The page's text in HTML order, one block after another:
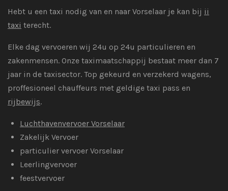
Hebt u een taxi nodig van en naar Vorselaar je kan bij ii
taxi terecht.
Elke dag vervoeren wij 24u op 24u particulieren en
zakenmensen. Onze taximaatschappij bestaat meer dan 7
jaar in de taxisector. Top gekeurd en verzekerd wagens,
proffesioneel chauffeurs met geldige taxi pass en
rijbewijs.
Luchthavenvervoer Vorselaar
Zakelijk Vervoer
particulier vervoer Vorselaar
Leerlingvervoer
feestvervoer